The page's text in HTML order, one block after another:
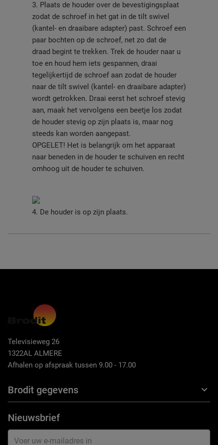
3. Plaats de houder over de bevestigingsplaat
zodat de schroef in het gat in de tilt swivel
(kantel- en draaibare adapter) past. Schroef een
paar bochten op de schroef, net zo dat de
draad begint te trekken. Trek de houder naar u
toe en houd hem iets gespannen, draai
tegelijkertijd de schroef aan zodat de houder
naar de tilt swivel (kantel- en draaibare adapter)
wordt getrokken. Draai eerst het schroef stevig
aan, maak het vervolgens een beetje los zodat
de houder stevig op zijn plaats is, maar nog
steeds kan worden aangepast.
OPGELET! Het is belangrijk om het apparaat
naar beneden in de houder te schuiven en recht
omhoog uit de houder te schuiven.
4. De houder is op zijn plaats.
Televisieweg 26
1322AL ALMERE
Afhalen op afspraak tussen 9.00 - 17.00
Brodit gegevens
Nieuwsbrief